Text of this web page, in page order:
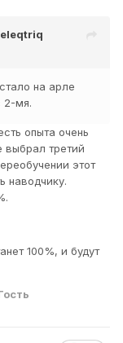
eleqtriq
на арле
2-мя.
опыта очень
выбрал третий
этот
наводчику.
100%, и будут